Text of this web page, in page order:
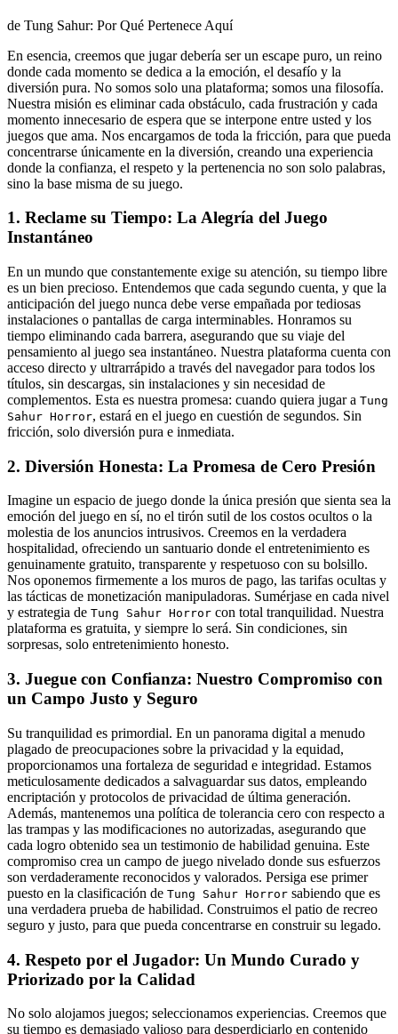
de Tung Sahur: Por Qué Pertenece Aquí
En esencia, creemos que jugar debería ser un escape puro, un reino
donde cada momento se dedica a la emoción, el desafío y la
diversión pura. No somos solo una plataforma; somos una filosofía.
Nuestra misión es eliminar cada obstáculo, cada frustración y cada
momento innecesario de espera que se interpone entre usted y los
juegos que ama. Nos encargamos de toda la fricción, para que pueda
concentrarse únicamente en la diversión, creando una experiencia
donde la confianza, el respeto y la pertenencia no son solo palabras,
sino la base misma de su juego.
1. Reclame su Tiempo: La Alegría del Juego
Instantáneo
En un mundo que constantemente exige su atención, su tiempo libre
es un bien precioso. Entendemos que cada segundo cuenta, y que la
anticipación del juego nunca debe verse empañada por tediosas
instalaciones o pantallas de carga interminables. Honramos su
tiempo eliminando cada barrera, asegurando que su viaje del
pensamiento al juego sea instantáneo. Nuestra plataforma cuenta con
acceso directo y ultrarrápido a través del navegador para todos los
títulos, sin descargas, sin instalaciones y sin necesidad de
complementos. Esta es nuestra promesa: cuando quiera jugar a Tung
Sahur Horror, estará en el juego en cuestión de segundos. Sin
fricción, solo diversión pura e inmediata.
2. Diversión Honesta: La Promesa de Cero Presión
Imagine un espacio de juego donde la única presión que sienta sea la
emoción del juego en sí, no el tirón sutil de los costos ocultos o la
molestia de los anuncios intrusivos. Creemos en la verdadera
hospitalidad, ofreciendo un santuario donde el entretenimiento es
genuinamente gratuito, transparente y respetuoso con su bolsillo.
Nos oponemos firmemente a los muros de pago, las tarifas ocultas y
las tácticas de monetización manipuladoras. Sumérjase en cada nivel
y estrategia de Tung Sahur Horror con total tranquilidad. Nuestra
plataforma es gratuita, y siempre lo será. Sin condiciones, sin
sorpresas, solo entretenimiento honesto.
3. Juegue con Confianza: Nuestro Compromiso con
un Campo Justo y Seguro
Su tranquilidad es primordial. En un panorama digital a menudo
plagado de preocupaciones sobre la privacidad y la equidad,
proporcionamos una fortaleza de seguridad e integridad. Estamos
meticulosamente dedicados a salvaguardar sus datos, empleando
encriptación y protocolos de privacidad de última generación.
Además, mantenemos una política de tolerancia cero con respecto a
las trampas y las modificaciones no autorizadas, asegurando que
cada logro obtenido sea un testimonio de habilidad genuina. Este
compromiso crea un campo de juego nivelado donde sus esfuerzos
son verdaderamente reconocidos y valorados. Persiga ese primer
puesto en la clasificación de Tung Sahur Horror sabiendo que es
una verdadera prueba de habilidad. Construimos el patio de recreo
seguro y justo, para que pueda concentrarse en construir su legado.
4. Respeto por el Jugador: Un Mundo Curado y
Priorizado por la Calidad
No solo alojamos juegos; seleccionamos experiencias. Creemos que
su tiempo es demasiado valioso para desperdiciarlo en contenido